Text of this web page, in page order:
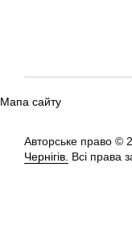
Мапа сайту
Авторське право ©
Чернігів. Всі права